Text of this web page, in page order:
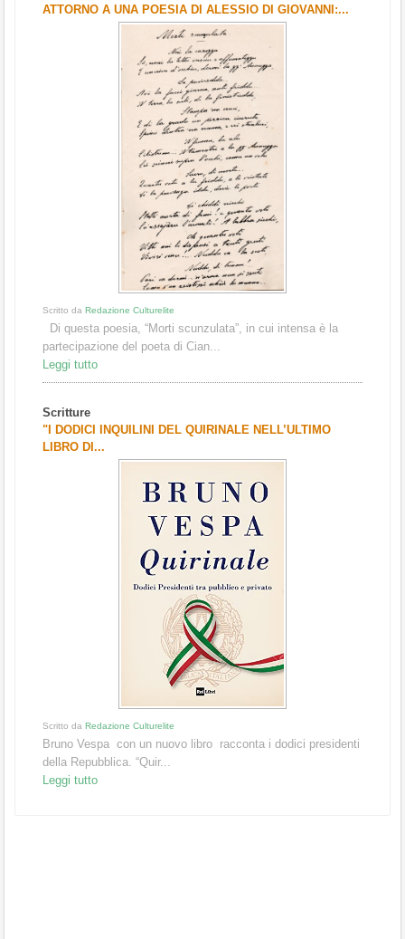
ATTORNO A UNA POESIA DI ALESSIO DI GIOVANNI:...
Scritto da Redazione Culturelite
Di questa poesia, “Morti scunzulata”, in cui intensa è la
partecipazione del poeta di Cian...
Leggi tutto
Scritture
"I DODICI INQUILINI DEL QUIRINALE NELL’ULTIMO
LIBRO DI...
Scritto da Redazione Culturelite
Bruno Vespa con un nuovo libro racconta i dodici presidenti
della Repubblica. “Quir...
Leggi tutto